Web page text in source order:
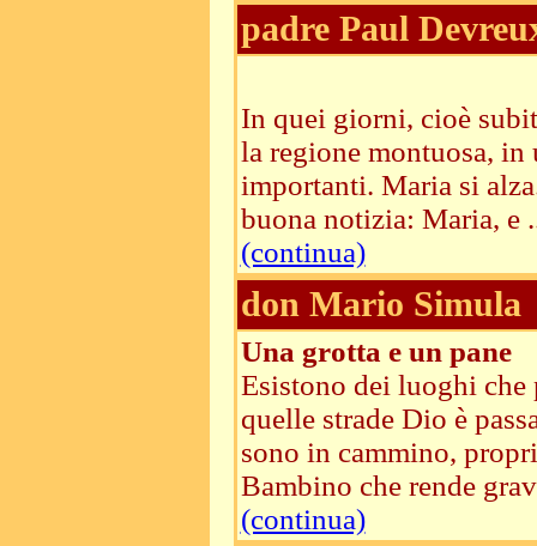
padre Paul
In quei giorni, cioè
la regione montuosa,
importanti. Maria si
buona notizia: Maria, e
(continua)
don Mario Simula
Una grotta e un pane
Esistono dei luoghi che
quelle strade Dio è
sono in cammino,
Bambino che rende
(continua)